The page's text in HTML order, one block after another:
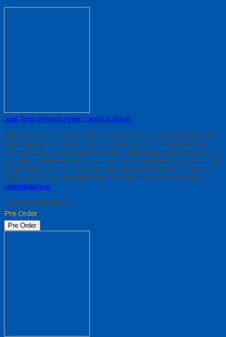
Jual Toga Wisuda Anak Lombok Barat
Jual Toga Wisuda Anak Lombok Barat Hubungi 0812-2282-1060
Jual Toga Wisuda Anak Lombok Barat NTB – Temukan Paket
Promosi toga wisuda anak komplet pada harga paling murah dan
memiliki kualitas terbaik, kami kasih untuk sekolah TK, PAUD , SD
Kami memberinya penawaran Special semua level Pengajaran
Anak Umur Dasar dengan Fitur Produk sebagaimana berikut :…
selengkapnya
*Harga Hubungi CS
Pre Order
Pre Order